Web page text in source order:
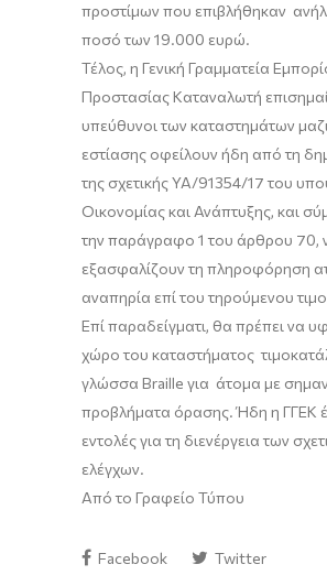
προστίμων που επιβλήθηκαν
ποσό των 19.000 ευρώ.
Τέλος, η Γενική Γραμματεία
Προστασίας Καταναλωτή
υπεύθυνοι των καταστημάτων
εστίασης οφείλουν ήδη από τη
της σχετικής ΥΑ/91354/17 του
Οικονομίας και Ανάπτυξης, και
την παράγραφο 1 του άρθρου 70,
εξασφαλίζουν τη πληροφόρηση
αναπηρία επί του τηρούμενου
Επί παραδείγματι, θα πρέπει να
χώρο του καταστήματος
γλώσσα Braille για άτομα με
προβλήματα όρασης. Ήδη η ΓΓΕΚ
εντολές για τη διενέργεια των
ελέγχων.
Από το Γραφείο Τύπου
Facebook Twitter